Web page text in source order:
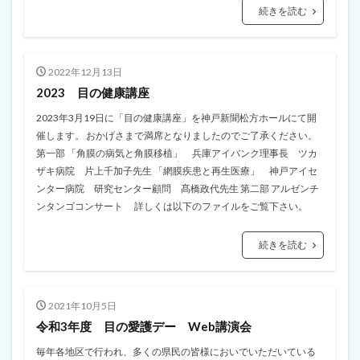
続きを読む
2022年12月13日
2023 目の健康講座
2023年3月19日に「目の健康講座」を神戸新聞松方ホールにて開
催します。 おかげさまで満席となりましたのでご了承ください。
第一部 「角膜の病気と角膜移植」 兵庫アイバンク理事長 ツカ
ザキ病院 片上千加子先生 「網膜疾患と再生医療」 神戸アイセ
ンター病院 研究センター顧問 髙橋政代先生 第二部 アルゼンチ
ンタンゴコンサート 詳しくは以下のファイルをご覧下さい。
続きを読む
2021年10月5日
令和3年度 目の愛護デー Web講演会
毎年各地区で行われ、多くの県民の皆様においでいただいている